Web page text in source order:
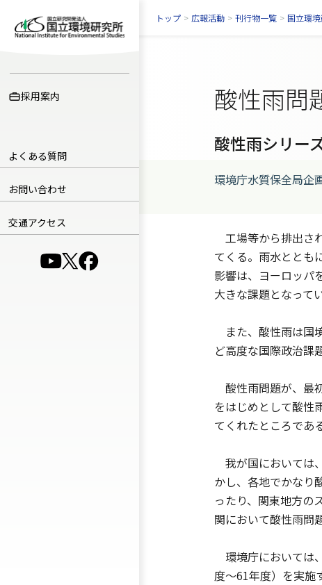
採用案内
よくある質問
お問い合わせ
交通アクセス
（別ウインドウで開きます）
（別ウインドウで開きます）
（別ウインドウで開きます）
トップ > 広報活動 > 刊行物一覧 > 国立環
酸性雨問
酸性雨シリー
環境庁水質保全局企
工場等から排出さ
てくる。雨水ととも
影響は、ヨーロッパ
大きな課題となって
また、酸性雨は国
ど高度な国際政治課
酸性雨問題が、最
をはじめとして酸性
てくれたところであ
我が国においては
かし、各地でかなり
ったり、関東地方の
関において酸性雨問
環境庁においては
度〜61年度）を実施